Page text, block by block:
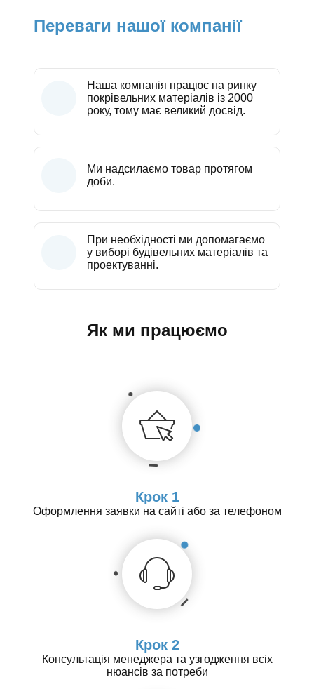
Переваги нашої компанії
Наша компанія працює на ринку
покрівельних матеріалів із 2000
року, тому має великий досвід.
Ми надсилаємо товар протягом
доби.
При необхідності ми допомагаємо
у виборі будівельних матеріалів та
проектуванні.
Як ми працюємо
Крок 1
Оформлення заявки на сайті або за телефоном
Крок 2
Консультація менеджера та узгодження всіх
нюансів за потреби